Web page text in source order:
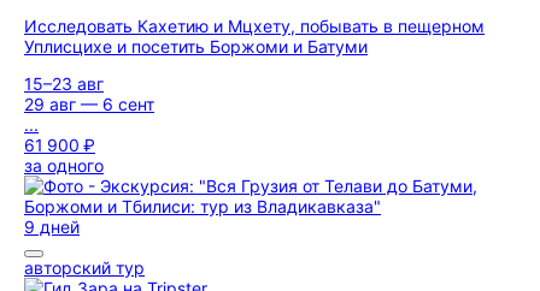
Исследовать Кахетию и Мцхету, побывать в пещерном
Уплисцихе и посетить Боржоми и Батуми
15–23 авг
29 авг — 6 сент
...
61 900 ₽
за одного
9 дней
авторский тур